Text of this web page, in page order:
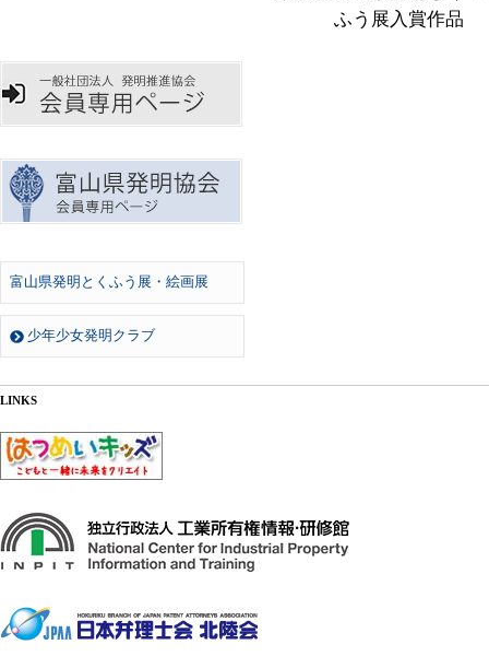
ふう展入賞作品
富山県発明とくふう展・絵画展
少年少女発明クラブ
LINKS